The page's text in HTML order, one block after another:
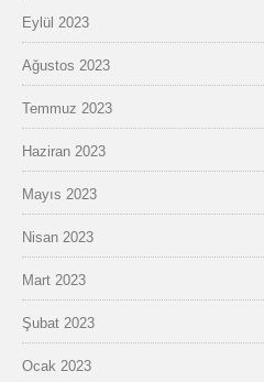
Eylül 2023
Ağustos 2023
Temmuz 2023
Haziran 2023
Mayıs 2023
Nisan 2023
Mart 2023
Şubat 2023
Ocak 2023